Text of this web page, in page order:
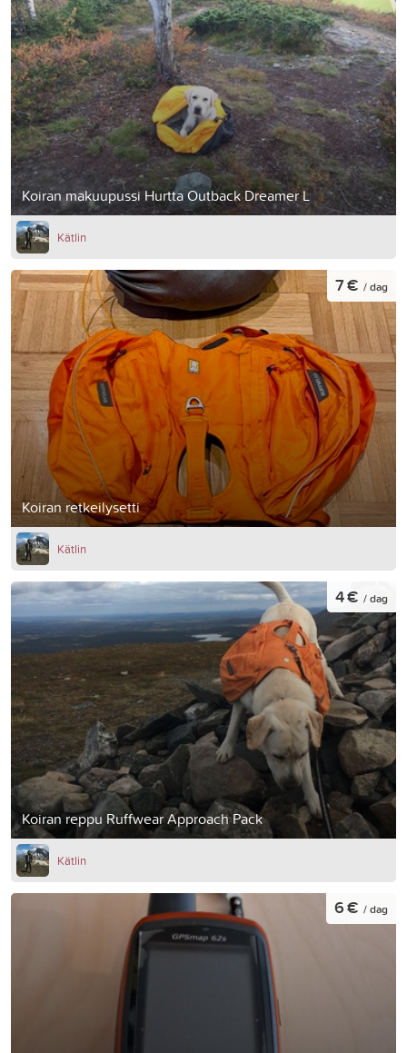
Koiran makuupussi Hurtta Outback Dreamer L
Kätlin
Koiran retkeilysetti
7 € / dag
Kätlin
Koiran reppu Ruffwear Approach Pack
4 € / dag
Kätlin
6 € / dag